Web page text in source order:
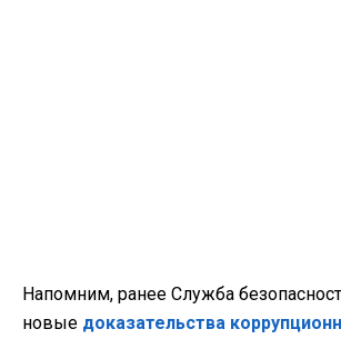
Напомним, ранее Служба
новые доказательства